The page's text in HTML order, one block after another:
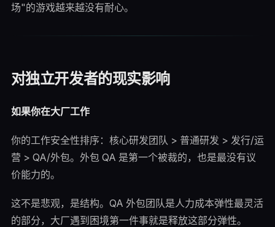
场"的游戏越来越没有耐心。
对独立开发者的现实影响
如果你在大厂工作
你的工作安全性排序：核心研发团队 > 普通研发 > 发行/运
营 > QA/外包。外包 QA 是第一个被裁的，也是最没有议
价能力的。
这不是悲观，是结构。QA 外包团队是人力成本弹性最灵活
的部分，大厂遇到困境第一件事就是释放这部分弹性。